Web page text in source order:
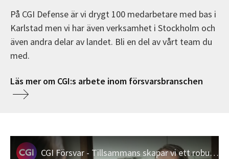
På CGI Defense är vi drygt 100 medarbetare med bas i
Karlstad men vi har även verksamhet i Stockholm och
även andra delar av landet. Bli en del av vårt team du
med.
Läs mer om CGI:s arbete inom försvarsbranschen
CGI Försvar - Tillsammans skapar vi ett robust samhälle